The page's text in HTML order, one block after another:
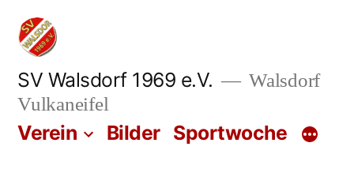
Zum
Inhalt
springen
SV Walsdorf 1969 e.V.
Walsdorf
Vulkaneifel
Verein Bilder Sportwoche